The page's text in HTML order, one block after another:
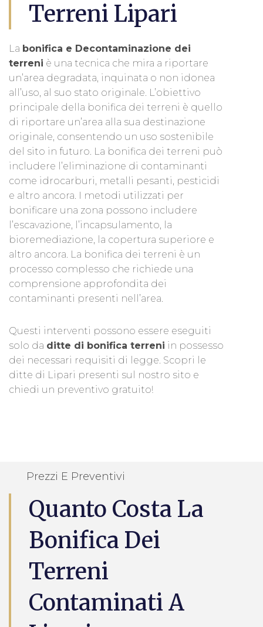
Terreni Lipari
La bonifica e Decontaminazione dei
terreni è una tecnica che mira a riportare
un’area degradata, inquinata o non idonea
all’uso, al suo stato originale. L’obiettivo
principale della bonifica dei terreni è quello
di riportare un’area alla sua destinazione
originale, consentendo un uso sostenibile
del sito in futuro. La bonifica dei terreni può
includere l’eliminazione di contaminanti
come idrocarburi, metalli pesanti, pesticidi
e altro ancora. I metodi utilizzati per
bonificare una zona possono includere
l’escavazione, l’incapsulamento, la
bioremediazione, la copertura superiore e
altro ancora. La bonifica dei terreni è un
processo complesso che richiede una
comprensione approfondita dei
contaminanti presenti nell’area.
Questi interventi possono essere eseguiti
solo da ditte di bonifica terreni in possesso
dei necessari requisiti di legge. Scopri le
ditte di Lipari presenti sul nostro sito e
chiedi un preventivo gratuito!
Prezzi E Preventivi
Quanto Costa La
Bonifica Dei
Terreni
Contaminati A